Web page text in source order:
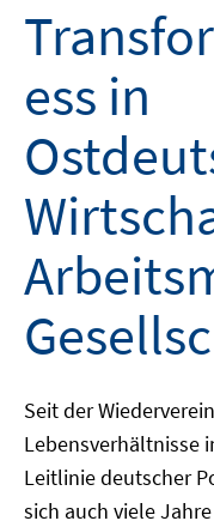
ess in
Seit der
Lebensverhältnisse
Leitlinie deutscher
sich auch viele